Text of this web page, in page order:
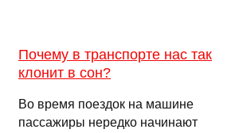
Почему в транспорте нас так
клонит в сон?
Во время поездок на машине
пассажиры нередко начинают